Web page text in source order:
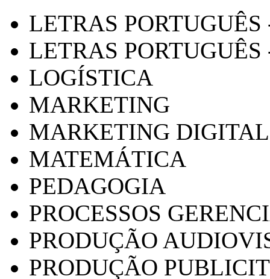
LETRAS
LETRAS PORTUGUÊS
LOGÍSTICA
MARKETING
MARKETING DIGITAL
MATEMÁTICA
PEDAGOGIA
PROCESSOS
PRODUÇÃO
PRODUÇÃO